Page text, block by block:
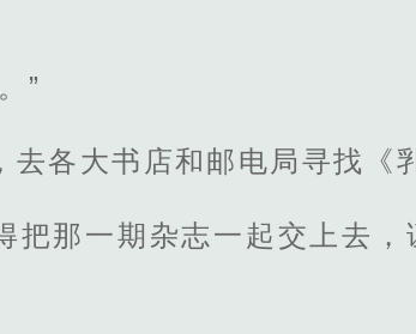
”
各大书店和邮电局寻找《
把那一期杂志一起交上去，